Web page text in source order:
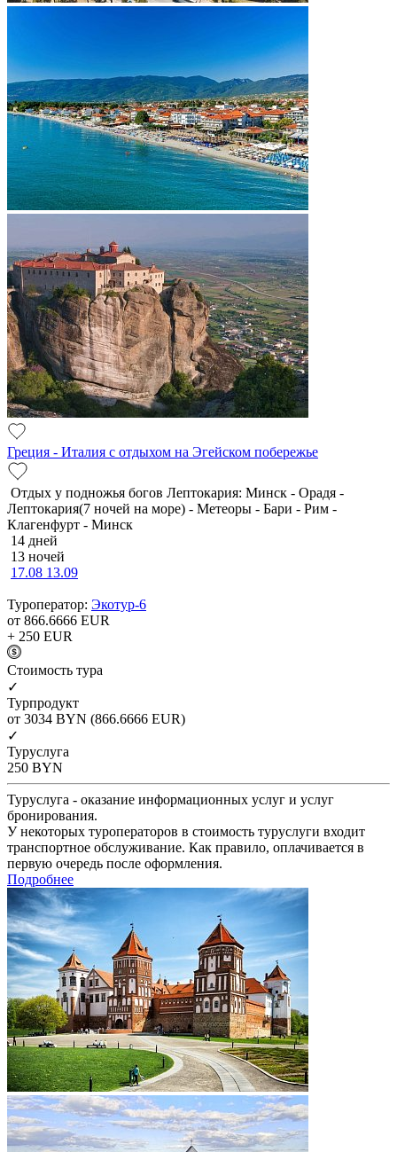
Греция - Италия с отдыхом на Эгейском побережье
Отдых у подножья богов Лептокария: Минск - Орадя -
Лептокария(7 ночей на море) - Метеоры - Бари - Рим -
Клагенфурт - Минск
14 дней
13 ночей
17.08 13.09
Туроператор: Экотур-6
от 866.6666 EUR
+ 250 EUR
Cтоимость тура
✓
Турпродукт
от 3034 BYN (866.6666 EUR)
✓
Туруслуга
250 BYN
Туруслуга - оказание информационных услуг и услуг
бронирования.
У некоторых туроператоров в стоимость туруслуги входит
транспортное обслуживание. Как правило, оплачивается в
первую очередь после оформления.
Подробнее